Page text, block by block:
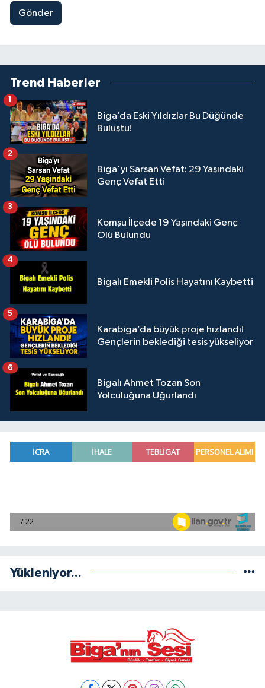
Gönder
Trend Haberler
Biga’da Eski Yıldızlar Bu Düğünde
Buluştu!
1
Biga'yı Sarsan Vefat: 29 Yaşındaki
Genç Vefat Etti
2
Komşu İlçede 19 Yaşındaki Genç
Ölü Bulundu
3
Bigalı Emekli Polis Hayatını Kaybetti
4
Karabiga’da büyük proje hızlandı!
Gençlerin beklediği tesis yükseliyor
5
Bigalı Ahmet Tozan Son
Yolculuğuna Uğurlandı
6
Yükleniyor...